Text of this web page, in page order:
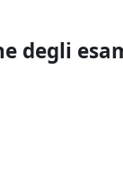
degli